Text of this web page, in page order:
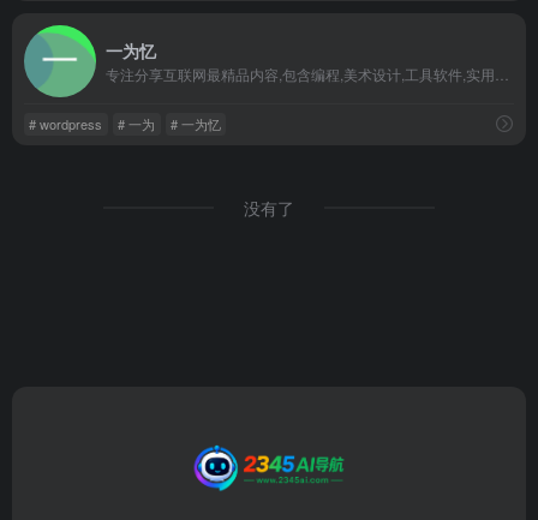
一为忆
# wordpress # 一为 # 一为忆
没有了